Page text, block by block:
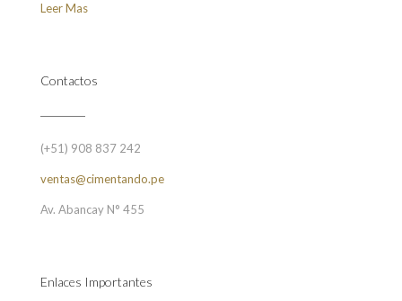
Leer Mas
Contactos
(+51) 908 837 242
ventas@cimentando.pe
Av. Abancay N° 455
Enlaces Importantes